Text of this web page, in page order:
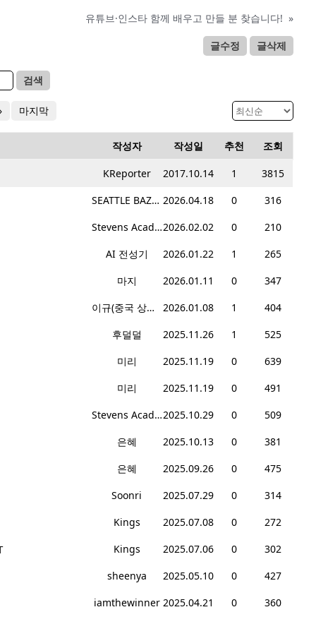
유튜브·인스타 함께 배우고 만들 분 찾습니다! »
글수정 글삭제
검색
마지막
작성자 작성일 추천 조회
KReporter 2017.10.14 1
3815
SEATTLE BAZART 2026.04.18 0
316
Stevens Academy2026.02.02 0
210
AI 전성기
2026.01.22 1
265
마지
2026.01.11 0
347
이규(중국 상하이 거주자)
2026.01.08 1
404
후덜덜
2025.11.26 1
525
미리
2025.11.19 0
639
미리
2025.11.19 0
491
Stevens Academy2025.10.29 0
509
은혜
2025.10.13 0
381
은혜
2025.09.26 0
475
Soonri
2025.07.29 0
314
Kings
2025.07.08 0 272
Kings 2025.07.06 0
302
sheenya
2025.05.10 0
427
iamthewinner 2025.04.21 0
360